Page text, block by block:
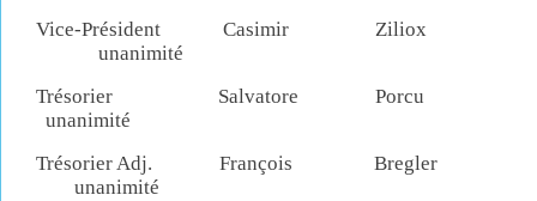
Vice-Président Casimir Ziliox
unanimité
Trésorier Salvatore Porcu
unanimité
Trésorier Adj. François Bregler
unanimité